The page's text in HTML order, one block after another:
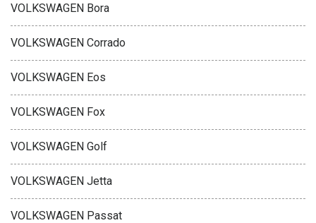
VOLKSWAGEN Bora
VOLKSWAGEN Corrado
VOLKSWAGEN Eos
VOLKSWAGEN Fox
VOLKSWAGEN Golf
VOLKSWAGEN Jetta
VOLKSWAGEN Passat